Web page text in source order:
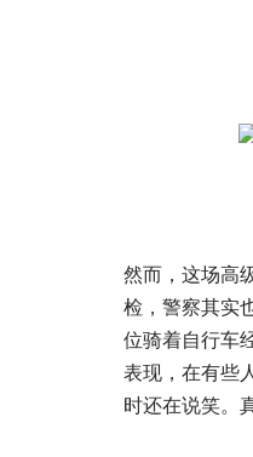
然而，这场高
检，警察其实
位骑着自行车
表现，在有些
时还在说笑。